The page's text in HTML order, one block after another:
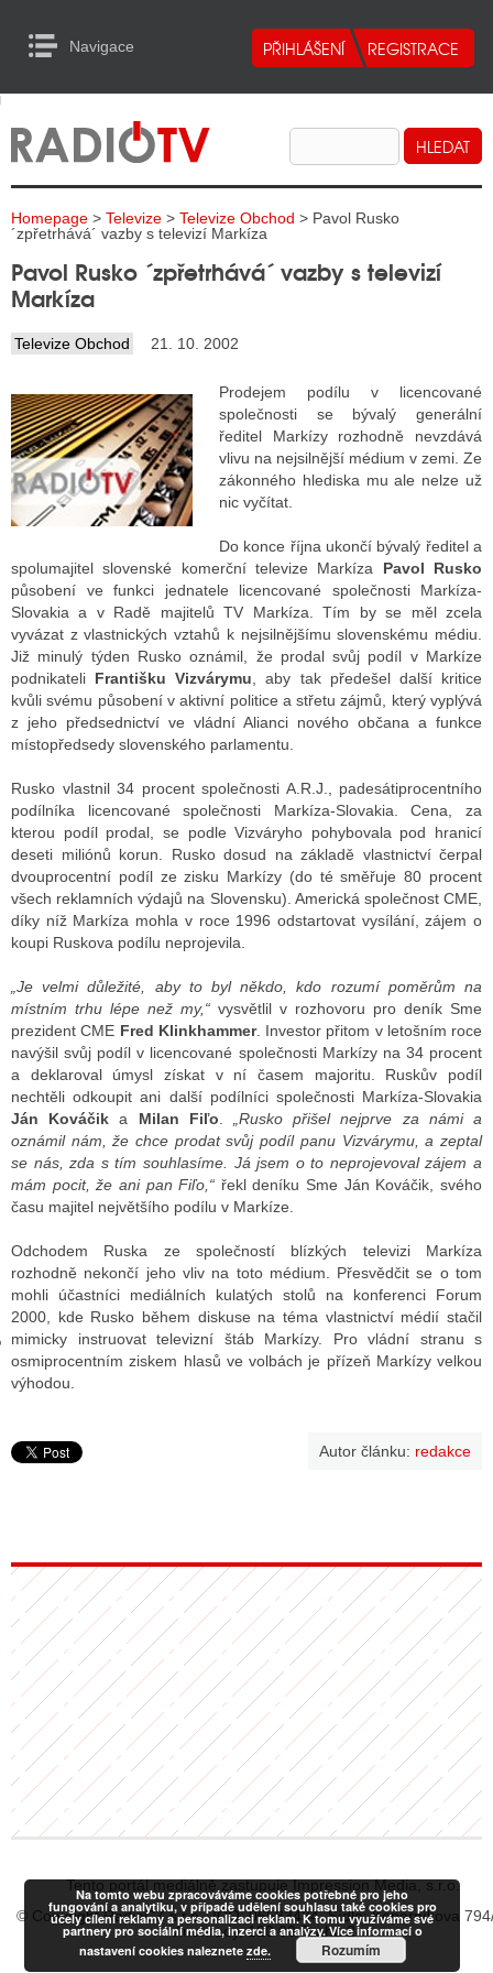
Navigace
RADIA
TELEVIZE
INTERNET
TISK
RADIA
RÁDIÍ
RÁDIÍ
VYSÍLAČE
TELEVIZE
TELEVIZÍ
VYSÍLAČE
INTERNET
STRÁNKY RÁDIÍ
STRÁNKY TV
TISK
STÁT BLOGEREM
BLOGERA
DISKUTÉRA NA RADIOTV
STARŠÍCH DISKUZÍ
to Content
Homepage > Televize > Televize Obchod > Pavol Rusko
´zpřetrhává´ vazby s televizí Markíza
Pavol Rusko ´zpřetrhává´ vazby s televizí
Markíza
Televize Obchod 21. 10. 2002
Prodejem podílu v licencované
společnosti se bývalý generální
ředitel Markízy rozhodně nevzdává
vlivu na nejsilnější médium v zemi. Ze
zákonného hlediska mu ale nelze už
nic vyčítat.
Do konce října ukončí bývalý ředitel a
spolumajitel slovenské komerční televize Markíza Pavol Rusko
působení ve funkci jednatele licencované společnosti Markíza-
Slovakia a v Radě majitelů TV Markíza. Tím by se měl zcela
vyvázat z vlastnických vztahů k nejsilnějšímu slovenskému médiu.
Již minulý týden Rusko oznámil, že prodal svůj podíl v Markíze
podnikateli Františku Vizvárymu , aby tak předešel další kritice
kvůli svému působení v aktivní politice a střetu zájmů, který vyplývá
z jeho předsednictví ve vládní Alianci nového občana a funkce
místopředsedy slovenského parlamentu.
Rusko vlastnil 34 procent společnosti A.R.J., padesátiprocentního
podílníka licencované společnosti Markíza-Slovakia. Cena, za
kterou podíl prodal, se podle Vizváryho pohybovala pod hranicí
deseti miliónů korun. Rusko dosud na základě vlastnictví čerpal
dvouprocentní podíl ze zisku Markízy (do té směřuje 80 procent
všech reklamních výdajů na Slovensku). Americká společnost CME,
díky níž Markíza mohla v roce 1996 odstartovat vysílání, zájem o
koupi Ruskova podílu neprojevila.
„Je velmi důležité, aby to byl někdo, kdo rozumí poměrům na
místním trhu lépe než my,“ vysvětlil v rozhovoru pro deník Sme
prezident CME Fred Klinkhammer. Investor přitom v letošním roce
navýšil svůj podíl v licencované společnosti Markízy na 34 procent
a deklaroval úmysl získat v ní časem majoritu. Ruskův podíl
nechtěli odkoupit ani další podílníci společnosti Markíza-Slovakia
Ján Kováčika Milan Fiľo
„Rusko přišel nejprve za námi a
oznámil nám, že chce prodat svůj podíl panu Vizvárymu, a zeptal
se nás, zda s tím souhlasíme. Já jsem o to neprojevoval zájem a
mám pocit, že ani pan Fiľo,“ řekl deníku Sme Ján Kováčik, svého
času majitel největšího podílu v Markíze.
Odchodem Ruska ze společností blízkých televizi Markíza
rozhodně nekončí jeho vliv na toto médium. Přesvědčit se o tom
mohli účastníci mediálních kulatých stolů na konferenci Forum
2000, kde Rusko během diskuse na téma vlastnictví médií stačil
mimicky instruovat televizní štáb Markízy. Pro vládní stranu s
osmiprocentním ziskem hlasů ve volbách je přízeň Markízy velkou
výhodou.
Autor článku: redakce
Tento portál mediálně zastupuje Impression Media, s.r.o.
© Copyright RadiaCZ s.r.o., IČO: 06533434, Sídlo: Koperníkova
Vinohrady, 120 00 Praha 2
Na tomto webu zpracováváme cookies potřebné pro jeho
fungování a analytiku, v případě udělení souhlasu také cookies pro
účely cílení reklamy a personalizaci reklam. K tomu využíváme své
partnery pro sociální média, inzerci a analýzy. Více informací o
nastavení cookies naleznete zde. Rozumím